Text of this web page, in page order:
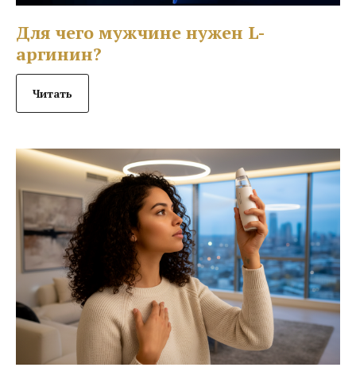
Для чего мужчине нужен L-
аргинин?
Читать